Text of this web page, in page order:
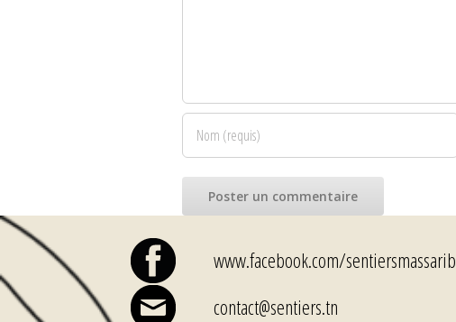
www.facebook.com/sentiersmassarib
contact@sentiers.tn